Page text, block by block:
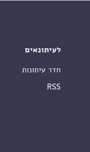
לעיתונאים
חדר עיתונות
RSS